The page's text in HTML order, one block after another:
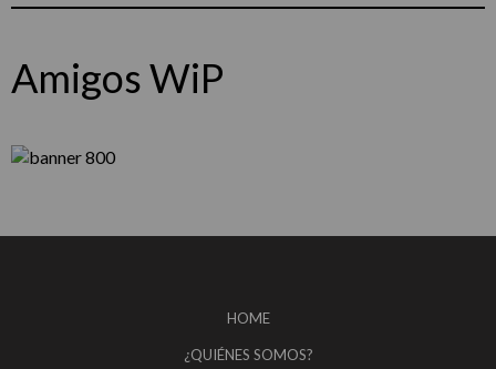
Amigos WiP
HOME
¿QUIÉNES SOMOS?